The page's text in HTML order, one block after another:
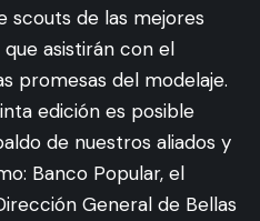
scouts de las mejores
asistirán con el
promesas del modelaje.
edición es posible
de nuestros aliados y
Banco Popular, el
General de Bellas